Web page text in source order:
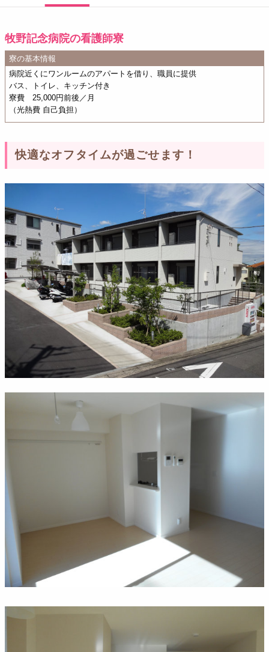
牧野記念病院の看護師寮
寮の基本情報
病院近くにワンルームのアパートを借り、職員に提供
バス、トイレ、キッチン付き
寮費 25,000円前後／月
（光熱費 自己負担）
快適なオフタイムが過ごせます！